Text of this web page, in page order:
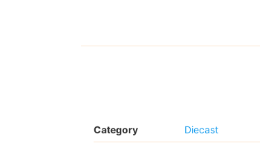
Category Diecast